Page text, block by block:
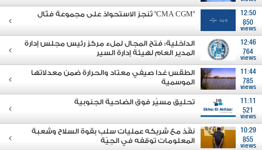
12:50
850
views
"CMA CGM" تُنجز الاستحواذ على مجموعة فتّال
12:46
764
views
الداخلية: فتح المجال لملء مركز رئيس مجلس إدارة
المدير العام لهيئة إدارة السير
11:44
785
views
الطقس غدا صيفي معتاد والحرارة ضمن معدلاتها
الموسمية
11:11
521
views
تحليق مسيّر فوق الضاحية الجنوبية
10:29
855
views
نفّذ مع شريكه عمليات سلب بقوة السلاح وشعبة
المعلومات توقفه في الجِيّة